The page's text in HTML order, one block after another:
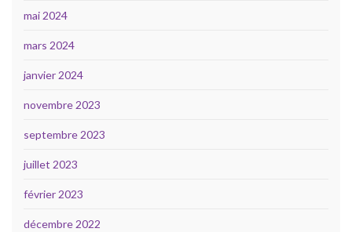
mai 2024
mars 2024
janvier 2024
novembre 2023
septembre 2023
juillet 2023
février 2023
décembre 2022